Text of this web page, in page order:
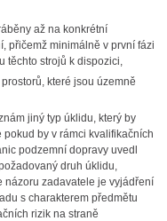
až na konkrétní
přičemž minimálně v první fázi
těchto strojů k dispozici,
které jsou územně
jiný typ úklidu, který by
by v rámci kvalifikačních
podzemní dopravy uvedl
druh úklidu,
názoru zadavatele je vyjádření
s charakterem předmětu
rizik na straně